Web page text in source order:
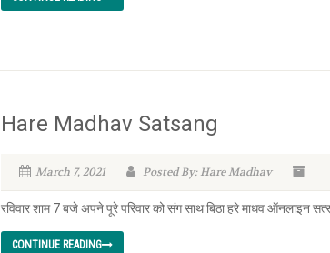
Hare Madhav Satsang
March 7, 2021 Posted By: Hare Madhav
रविवार शाम 7 बजे अपने पूरे परिवार को संग साथ बिठा हरे माधव ऑनलाइन
CONTINUE READING